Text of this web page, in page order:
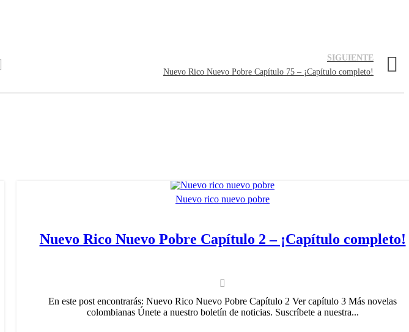
SIGUIENTE
Nuevo Rico Nuevo Pobre Capítulo 75 – ¡Capítulo completo!
Nuevo rico nuevo pobre
Nuevo Rico Nuevo Pobre Capítulo 2 – ¡Capítulo completo!
En este post encontrarás: Nuevo Rico Nuevo Pobre Capítulo 2 Ver capítulo 3 Más novelas
colombianas Únete a nuestro boletín de noticias. Suscríbete a nuestra...